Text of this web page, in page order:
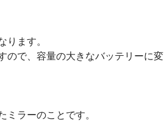
ます。
ので、容量の大きなバッテリーに変
ラーのことです。